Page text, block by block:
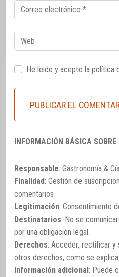
Correo
electrónico
Web
He leido y acepto la política
INFORMACIÓN BÁSICA
Responsable: Gastronomía & Cía
Finalidad: Gestión de
comentarios
Legitimación: Consentimiento
Destinatarios: No se
por una obligación legal.
Derechos: Acceder, rectificar y
otros derechos, como se
Información adicional: Puede